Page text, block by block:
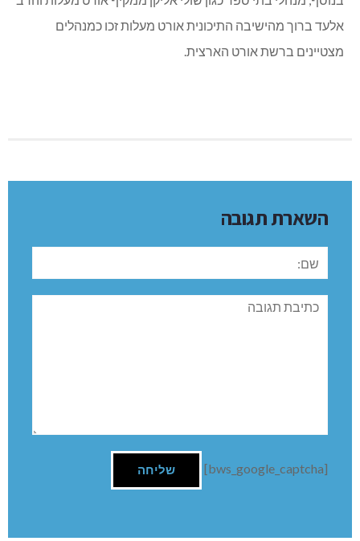
אלעד ברוך מהישיבה התיכונית אורט מעלות זכו כמנהלים
מצטיינים ברשת אורט הארצית.
השארת תגובה
שם:
תגובה
[bws_google_captcha]